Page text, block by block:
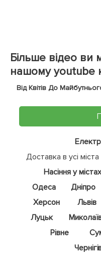
Більше відео ви
нашому youtube
Від Квітів До
Доставка в усі
Насіння у
Одеса
Дніпро
Херсон
Львів
Луцьк
Рівне